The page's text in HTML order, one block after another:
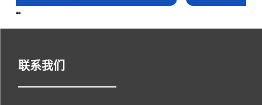
联系我们